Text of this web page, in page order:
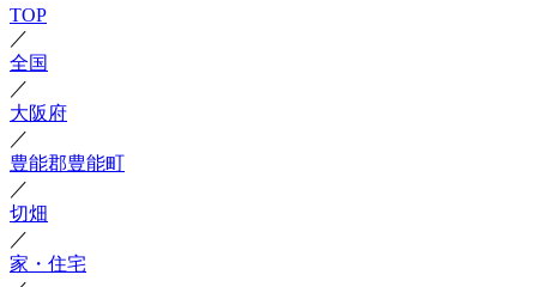
TOP
／
全国
／
大阪府
／
豊能郡豊能町
／
切畑
／
家・住宅